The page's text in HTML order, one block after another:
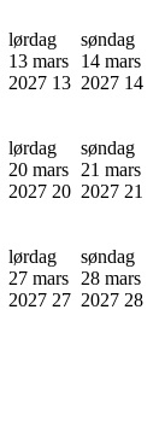
lørdag
13 mars
2027 13
søndag
14 mars
2027 14
lørdag
20 mars
2027 20
søndag
21 mars
2027 21
lørdag
27 mars
2027 27
søndag
28 mars
2027 28